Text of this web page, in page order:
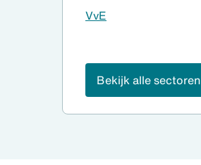
VvE
Bekijk alle sectoren